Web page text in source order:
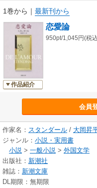
1巻から ｜ 最新刊から
作品紹介
恋愛論
950pt/1,045円(税
会員
作家名： スタンダール / 大岡昇
ジャンル： 小説・実用書
小説 > 一般小説 > 外国文学
出版社： 新潮社
雑誌： 新潮文庫
DL期限：無期限